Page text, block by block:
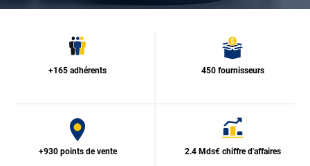
+165 adhérents 450 fournisseurs
+930 points de vente 2.4 Mds€ chiffre d'affaires